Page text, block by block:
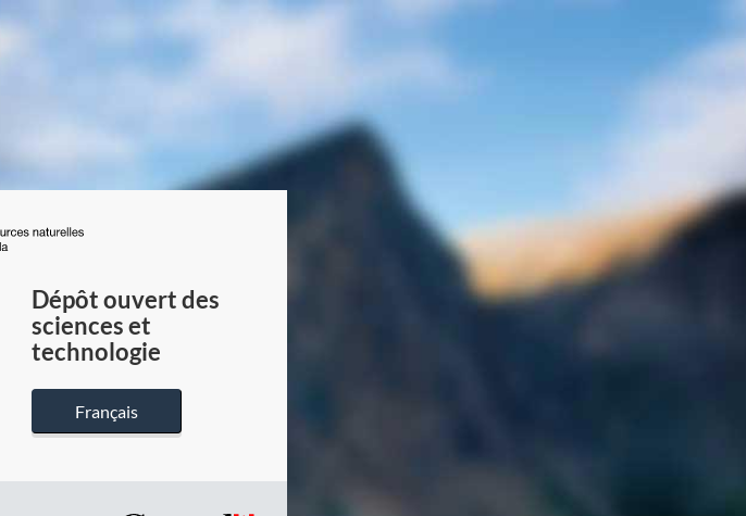
du
Canada
Dépôt ouvert des
sciences et
technologie
Français